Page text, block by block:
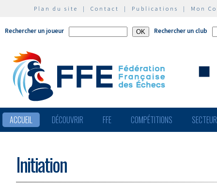
Plan du site | Contact | Publications | Mon
Rechercher un joueur Rechercher un club
ACCUEIL DÉCOUVRIR FFE COMPÉTITIONS
Initiation